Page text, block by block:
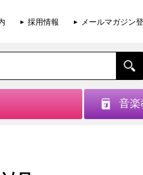
採用情報 メールマガジン
音楽